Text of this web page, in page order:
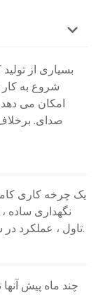
بسیاری از
شروع به
امکان می دهد
صدای.
نگهداری ساده
تاول ، عملکرد در ساعت ، انحنای جزئی از تاول های تمام شده.
چند ماه پیش آنها